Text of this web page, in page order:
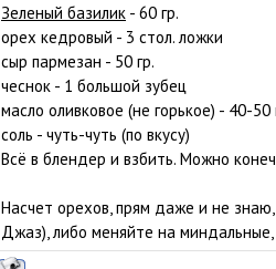
Зеленый базилик - 60 гр.
орех кедровый - 3 стол. ложки
сыр пармезан - 50 гр.
чеснок - 1 большой зубец
масло оливковое (не горькое) - 40-50
соль - чуть-чуть (по вкусу)
Всё в блендер и взбить. Можно
Насчет орехов, прям даже и не
Джаз), либо меняйте на